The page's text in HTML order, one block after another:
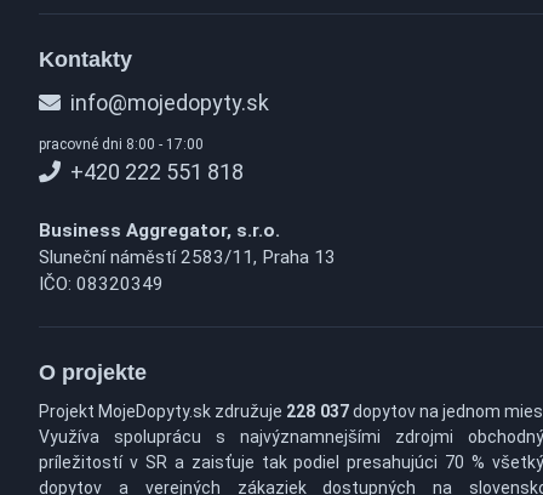
Kontakty
info@mojedopyty.sk
pracovné dni 8:00 - 17:00
+420 222 551 818
Business Aggregator, s.r.o.
Sluneční náměstí 2583/11, Praha 13
IČO: 08320349
O projekte
Projekt MojeDopyty.sk združuje 228 037dopytov na jednom
Využíva spoluprácu s najvýznamnejšími zdrojmi
príležitostí v SR a zaisťuje tak podiel presahujúci 70 %
dopytov a verejných zákaziek dostupných na